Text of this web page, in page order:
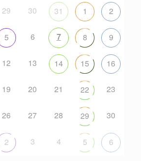
29 30 31 1 2
5 6 7 8 9
12 13 14 15 16
19 20 21 22 23
26 27 28 29 30
2 3 4 5 6